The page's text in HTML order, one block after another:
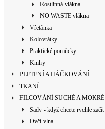
Rostlinná vlákna
NO WASTE vlákna
Vřetánka
Kolovrátky
Praktické pomůcky
Knihy
PLETENÍ A HÁČKOVÁNÍ
TKANÍ
FILCOVÁNÍ SUCHÉ A MOKRÉ
Sady - když chcete rychle začít
Ovčí vlna